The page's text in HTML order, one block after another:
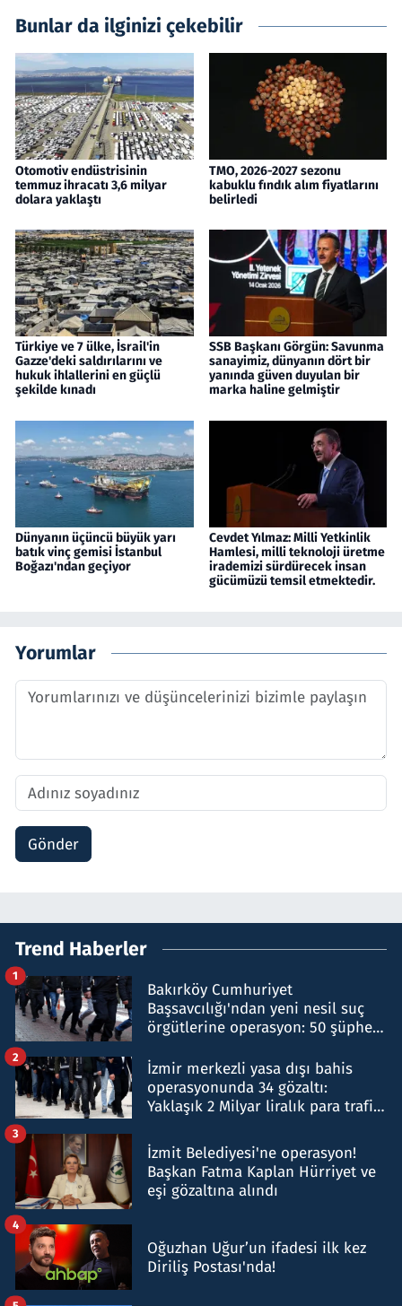
Bunlar da ilginizi çekebilir
Otomotiv endüstrisinin
temmuz ihracatı 3,6 milyar
dolara yaklaştı
TMO, 2026-2027 sezonu
kabuklu fındık alım fiyatlarını
belirledi
Türkiye ve 7 ülke, İsrail'in
Gazze'deki saldırılarını ve
hukuk ihlallerini en güçlü
şekilde kınadı
SSB Başkanı Görgün: Savunma
sanayimiz, dünyanın dört bir
yanında güven duyulan bir
marka haline gelmiştir
Dünyanın üçüncü büyük yarı
batık vinç gemisi İstanbul
Boğazı'ndan geçiyor
Cevdet Yılmaz: Milli Yetkinlik
Hamlesi, milli teknoloji üretme
irademizi sürdürecek insan
gücümüzü temsil etmektedir.
Yorumlar
Gönder
Trend Haberler
Bakırköy Cumhuriyet
Başsavcılığı'ndan yeni nesil suç
örgütlerine operasyon: 50 şüpheli
1
İzmir merkezli yasa dışı bahis
operasyonunda 34 gözaltı:
Yaklaşık 2 Milyar liralık para trafiği
2
İzmit Belediyesi'ne operasyon!
Başkan Fatma Kaplan Hürriyet ve
eşi gözaltına alındı
3
Oğuzhan Uğur’un ifadesi ilk kez
Diriliş Postası'nda!
4